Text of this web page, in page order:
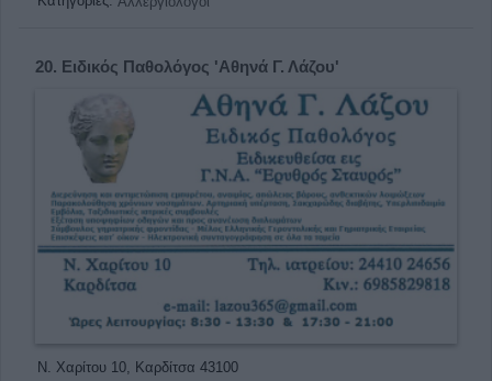
20. Ειδικός Παθολόγος 'Αθηνά Γ. Λάζου'
Ν. Χαρίτου 10, Καρδίτσα 43100